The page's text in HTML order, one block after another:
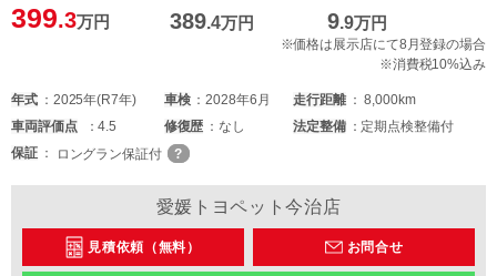
399.3万円 389.4万円 9.9万円
※価格は展示店にて8月登録の場合
※消費税10%込み
年式 2025年(R7年) 車検 2028年6月 走行距離
8,000km
車両評価点 4.5 修復歴 なし 法定整備
定期点検整備付
保証
ロングラン保証付
愛媛トヨペット今治店
見積依頼（無料） お問合せ